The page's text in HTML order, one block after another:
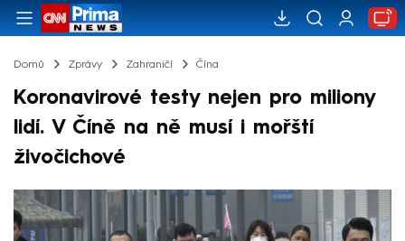
Domů Zprávy Zahraničí Čína
Koronavirové testy nejen pro miliony
lidí. V Číně na ně musí i mořští
živočichové